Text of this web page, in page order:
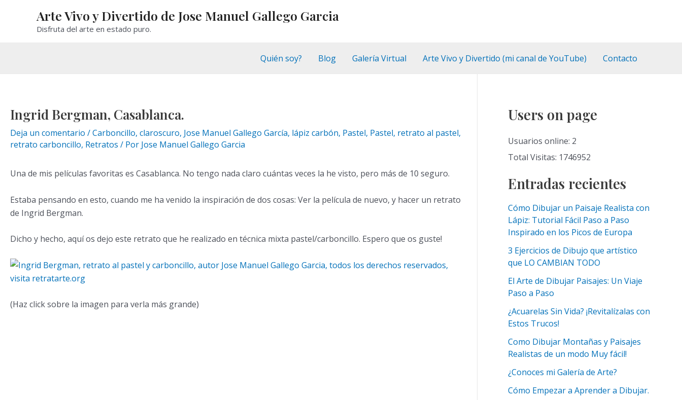
contenido
Arte Vivo y Divertido de Jose Manuel Gallego Garcia
Disfruta del arte en estado puro.
Quién soy? Blog Galería Virtual Arte Vivo y Divertido (mi canal de YouTube) Contacto
Ingrid Bergman, Casablanca.
Deja un comentario /Carboncillo, claroscuro, Jose Manuel Gallego García, lápiz carbón, Pastel, Pastel, retrato al pastel,
retrato carboncillo, Retratos / Por Jose Manuel Gallego Garcia
Una de mis películas favoritas es Casablanca. No tengo nada claro cuántas veces la he visto, pero más de 10 seguro.
Estaba pensando en esto, cuando me ha venido la inspiración de dos cosas: Ver la película de nuevo, y hacer un retrato
de Ingrid Bergman.
Dicho y hecho, aquí os dejo este retrato que he realizado en técnica mixta pastel/carboncillo. Espero que os guste!
(Haz click sobre la imagen para verla más grande)
Users on page
Usuarios online: 2
Total Visitas: 1746952
Entradas recientes
Cómo Dibujar un Paisaje Realista con
Lápiz: Tutorial Fácil Paso a Paso
Inspirado en los Picos de Europa
3 Ejercicios de Dibujo que artístico
que LO CAMBIAN TODO
El Arte de Dibujar Paisajes: Un Viaje
Paso a Paso
¿Acuarelas Sin Vida? ¡Revitalízalas con
Estos Trucos!
Como Dibujar Montañas y Paisajes
Realistas de un modo Muy fácil!
¿Conoces mi Galería de Arte?
Cómo Empezar a Aprender a Dibujar.